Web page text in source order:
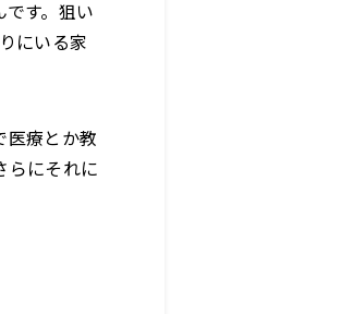
す。狙い
にいる家
医療とか教
らにそれに